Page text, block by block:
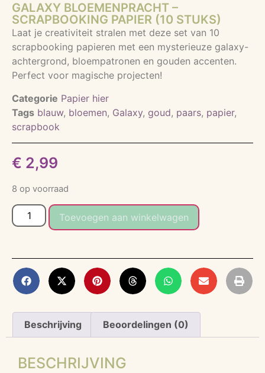
GALAXY BLOEMENPRACHT –
SCRAPBOOKING PAPIER (10 STUKS)
Laat je creativiteit stralen met deze set van 10
scrapbooking papieren met een mysterieuze galaxy-
achtergrond, bloempatronen en gouden accenten.
Perfect voor magische projecten!
Categorie Papier hier
Tags blauw, bloemen, Galaxy, goud, paars, papier,
scrapbook
€ 2,99
8 op voorraad
Toevoegen aan winkelwagen
Beschrijving Beoordelingen (0)
BESCHRIJVING